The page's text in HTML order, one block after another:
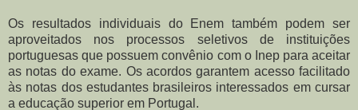
Os resultados individuais do Enem também podem ser
aproveitados nos processos seletivos de instituições
portuguesas que possuem convênio com o Inep para aceitar
as notas do exame. Os acordos garantem acesso facilitado
às notas dos estudantes brasileiros interessados em cursar
a educação superior em Portugal.